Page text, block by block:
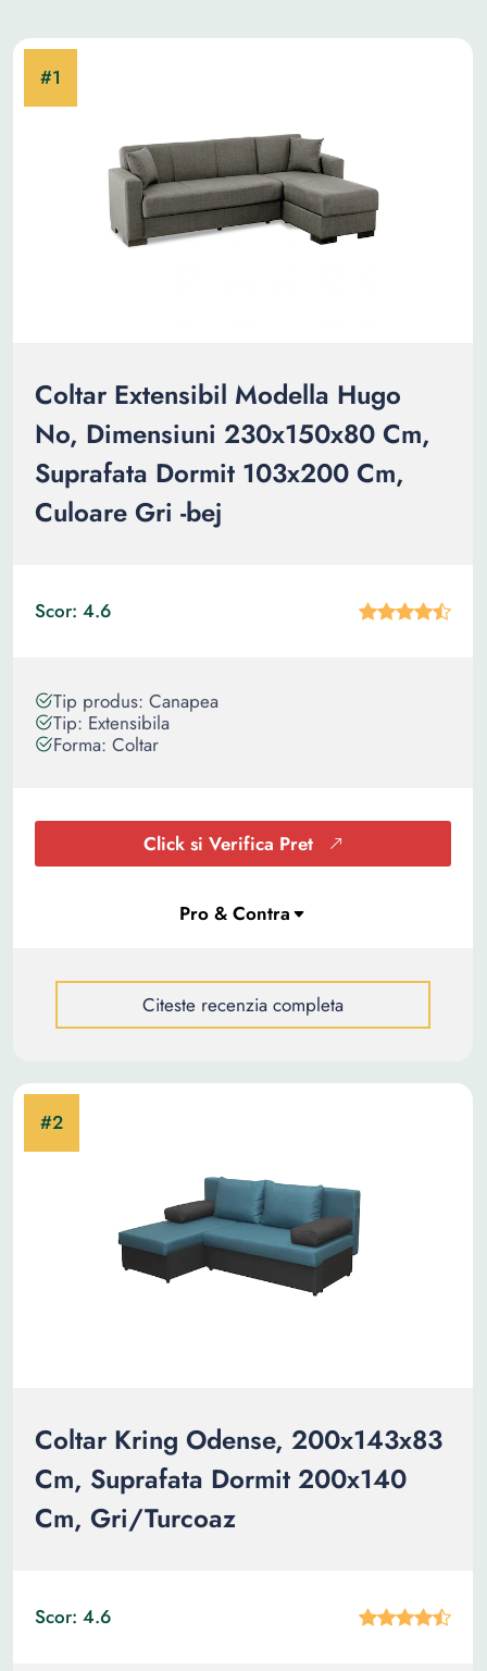
Coltar Extensibil Modella Hugo
No, Dimensiuni 230x150x80 Cm,
Suprafata Dormit 103x200 Cm,
Culoare Gri -bej
Scor: 4.6
Tip produs: Canapea
Tip: Extensibila
Forma: Coltar
Click si Verifica Pret
Citeste recenzia completa
Coltar Kring Odense, 200x143x83
Cm, Suprafata Dormit 200x140
Cm, Gri/Turcoaz
Scor: 4.6